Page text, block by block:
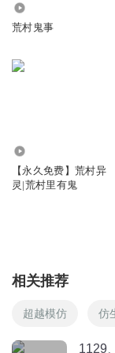
荒村鬼事
【永久免费】荒村异
灵|荒村里有鬼
相关推荐
超越模仿 仿
1129